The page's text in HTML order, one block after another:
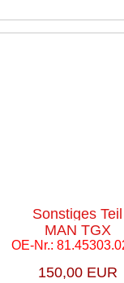
Sonstiges Teil
MAN TGX
OE-Nr.:
150,00 EUR